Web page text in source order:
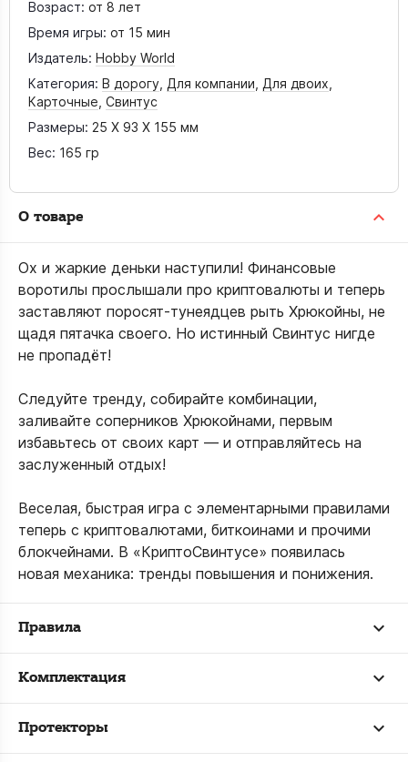
Возраст: от 8 лет
Время игры: от 15 мин
Издатель: Hobby World
Категория: В дорогу Для компании Для двоих
Карточные Свинтус
Размеры: 25 X 93 X 155 мм
Вес: 165 гр
О товаре
Ох и жаркие деньки наступили! Финансовые
воротилы прослышали про криптовалюты и теперь
заставляют поросят-тунеядцев рыть Хрюкойны, не
щадя пятачка своего. Но истинный Свинтус нигде
не пропадёт!
Следуйте тренду, собирайте комбинации,
заливайте соперников Хрюкойнами, первым
избавьтесь от своих карт — и отправляйтесь на
заслуженный отдых!
Веселая, быстрая игра с элементарными правилами
теперь с криптовалютами, биткоинами и прочими
блокчейнами. В «КриптоСвинтусе» появилась
новая механика: тренды повышения и понижения.
Правила
Комплектация
Протекторы